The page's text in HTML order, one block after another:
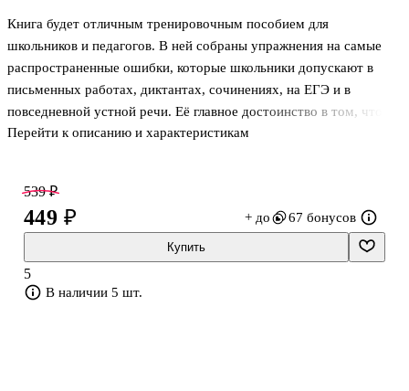
Книга будет отличным тренировочным пособием для
школьников и педагогов. В ней собраны упражнения на самые
распространенные ошибки, которые школьники допускают в
письменных работах, диктантах, сочинениях, на ЕГЭ и в
повседневной устной речи. Её главное достоинство в том, что
школьник может заниматься самостоятельно. Для этого
Перейти к описанию и характеристикам
539 ₽
449 ₽ + до 67 бонусов
Купить
5
В наличии 5 шт.